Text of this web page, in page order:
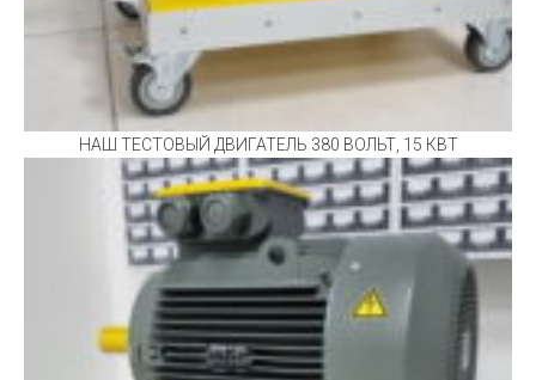
НАШ ТЕСТОВЫЙ ДВИГАТЕЛЬ 380 ВОЛЬТ, 15 КВТ